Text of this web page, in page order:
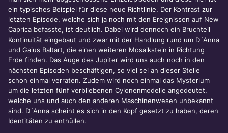
ein typisches Beispiel für diese neue Richtlinie. Der Kontrast zur
letzten Episode, welche sich ja noch mit den Ereignissen auf New
Caprica befasste, ist deutlich. Dabei wird dennoch ein Bruchteil
Kontinuität eingebaut und zwar mit der Handlung rund um D´Anna
und Gaius Baltart, die einen weiteren Mosaikstein in Richtung
Erde finden. Das Auge des Jupiter wird uns auch noch in den
nächsten Episoden beschäftigen, so viel sei an dieser Stelle
schon einmal verraten. Zudem wird noch einmal das Mysterium
um die letzten fünf verbliebenen Cylonenmodelle angedeutet,
welche uns und auch den anderen Maschinenwesen unbekannt
sind. D´Anna scheint es sich in den Kopf gesetzt zu haben, deren
Identitäten zu enthüllen.